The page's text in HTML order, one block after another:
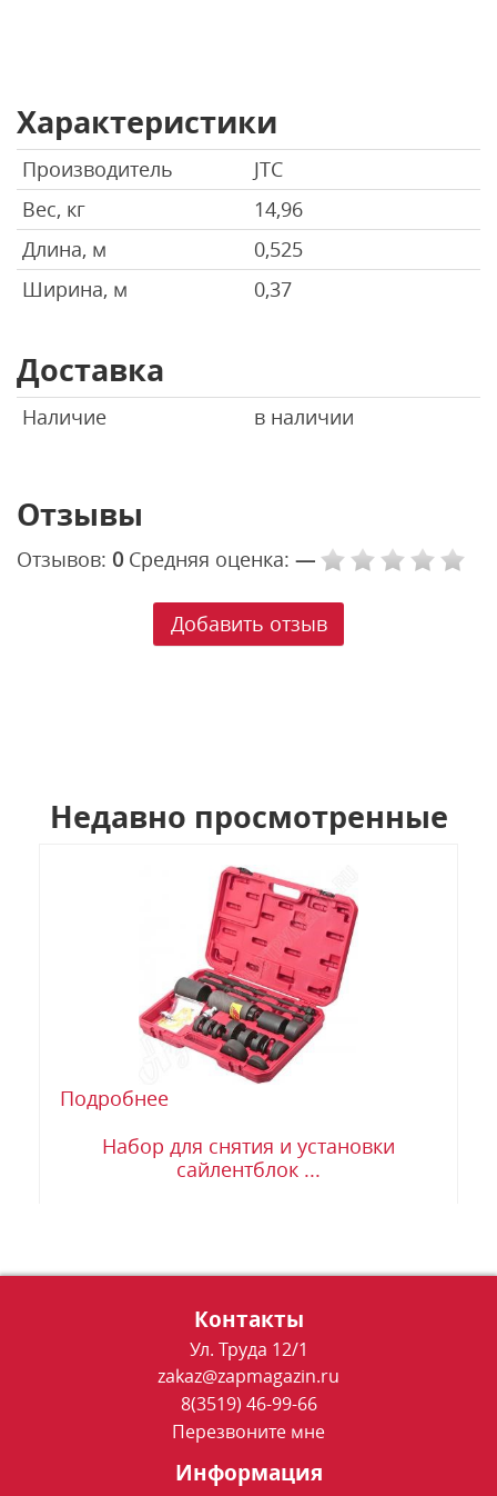
Характеристики
Производитель
JTC
Вес, кг
14,96
Длина, м
0,525
Ширина, м
0,37
Доставка
Наличие в наличии
Отзывы
Отзывов: 0 Средняя оценка: —
Добавить отзыв
Недавно просмотренные
Подробнее
Набор для снятия и установки
сайлентблок ...
Контакты
Ул. Труда 12/1
zakaz@zapmagazin.ru
8(3519) 46-99-66
Перезвоните мне
Информация